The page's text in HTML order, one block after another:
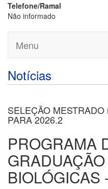
Telefone/Ramal
Não informado
Menu
Notícias
SELEÇÃO
PARA 2026.2
PROGRAMA
BIOLÓGICAS